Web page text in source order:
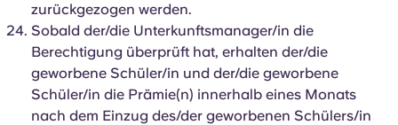
zurückgezogen werden.
Sobald der/die Unterkunftsmanager/in die
Berechtigung überprüft hat, erhalten der/die
geworbene Schüler/in und der/die geworbene
Schüler/in die Prämie(n) innerhalb eines Monats
nach dem Einzug des/der geworbenen Schülers/in